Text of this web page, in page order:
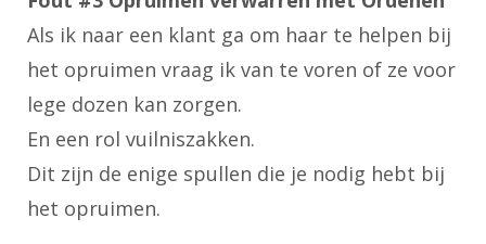
Als ik naar een klant ga om haar te helpen bij
het opruimen vraag ik van te voren of ze voor
lege dozen kan zorgen.
En een rol vuilniszakken.
Dit zijn de enige spullen die je nodig hebt bij
het opruimen.